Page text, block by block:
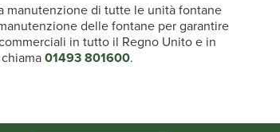
manutenzione di tutte le unità fontane
delle fontane per garantire
in tutto il Regno Unito e in
01493 801600.